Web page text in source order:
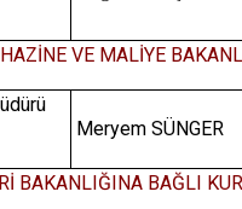
HAZİNE VE MALİYE
Meryem SÜNGER
BAKANLIĞINA BAĞLI